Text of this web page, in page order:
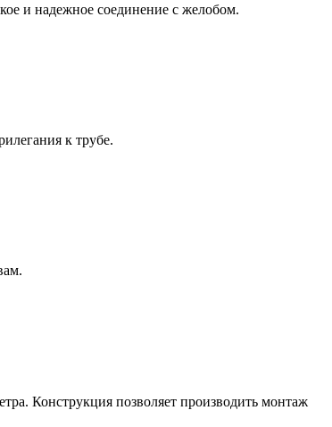
и надежное соединение с желобом.
к трубе.
Конструкция позволяет производить монтаж